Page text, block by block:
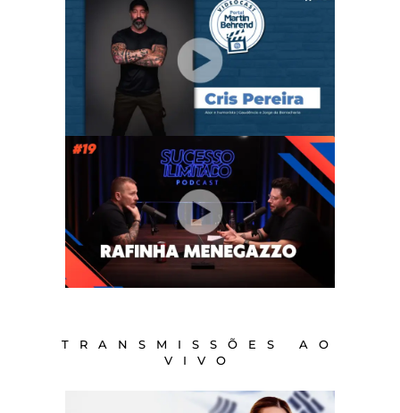
TRANSMISSÕES AO
VIVO